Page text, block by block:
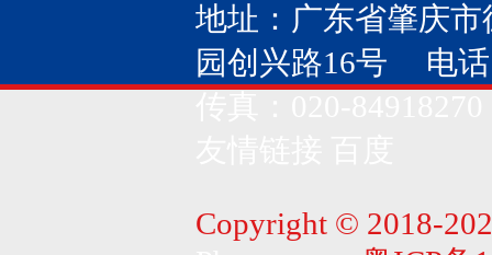
地址：广东省肇庆
园创兴路16号 电话
Copyright © 2018-